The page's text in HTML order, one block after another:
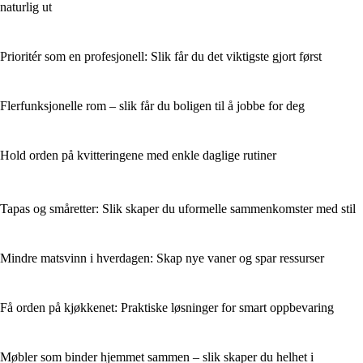
naturlig ut
Prioritér som en profesjonell: Slik får du det viktigste gjort først
Flerfunksjonelle rom – slik får du boligen til å jobbe for deg
Hold orden på kvitteringene med enkle daglige rutiner
Tapas og småretter: Slik skaper du uformelle sammenkomster med stil
Mindre matsvinn i hverdagen: Skap nye vaner og spar ressurser
Få orden på kjøkkenet: Praktiske løsninger for smart oppbevaring
Møbler som binder hjemmet sammen – slik skaper du helhet i